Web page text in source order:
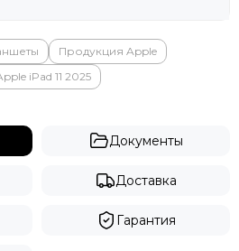
Продукция Apple
iPad 11 2025
Документы
Доставка
Гарантия